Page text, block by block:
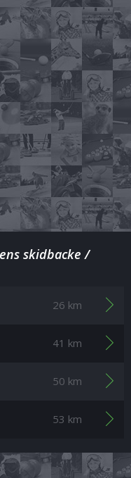
skidbacke /
26 km
41 km
50 km
53 km